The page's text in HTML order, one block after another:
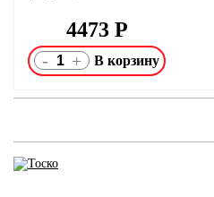
4473 Р
- +